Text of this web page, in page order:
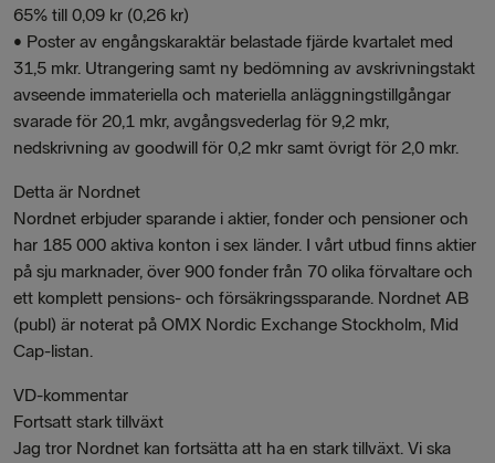
65% till 0,09 kr (0,26 kr)
• Poster av engångskaraktär belastade fjärde kvartalet med
31,5 mkr. Utrangering samt ny bedömning av avskrivningstakt
avseende immateriella och materiella anläggningstillgångar
svarade för 20,1 mkr, avgångsvederlag för 9,2 mkr,
nedskrivning av goodwill för 0,2 mkr samt övrigt för 2,0 mkr.
Detta är Nordnet
Nordnet erbjuder sparande i aktier, fonder och pensioner och
har 185 000 aktiva konton i sex länder. I vårt utbud finns aktier
på sju marknader, över 900 fonder från 70 olika förvaltare och
ett komplett pensions- och försäkringssparande. Nordnet AB
(publ) är noterat på OMX Nordic Exchange Stockholm, Mid
Cap-listan.
VD-kommentar
Fortsatt stark tillväxt
Jag tror Nordnet kan fortsätta att ha en stark tillväxt. Vi ska